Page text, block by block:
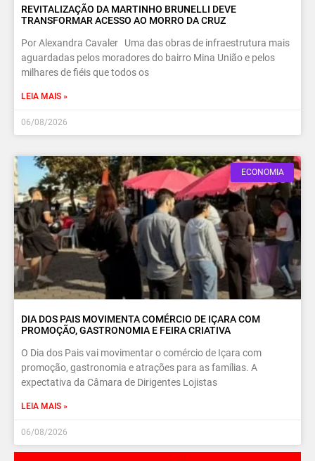
REVITALIZAÇÃO DA MARTINHO BRUNELLI DEVE
TRANSFORMAR ACESSO AO MORRO DA CRUZ
Por Alexandra Cavaler Uma das obras de infraestrutura mais
aguardadas pelos moradores do bairro Mina União e pelos
milhares de fiéis que todos os
LEIA MAIS »
06/08/2026
ECONOMIA
DIA DOS PAIS MOVIMENTA COMÉRCIO DE IÇARA COM
PROMOÇÃO, GASTRONOMIA E FEIRA CRIATIVA
O Dia dos Pais vai movimentar o comércio de Içara com
promoção, gastronomia e atrações para as famílias. A
expectativa da Câmara de Dirigentes Lojistas
LEIA MAIS »
06/08/2026